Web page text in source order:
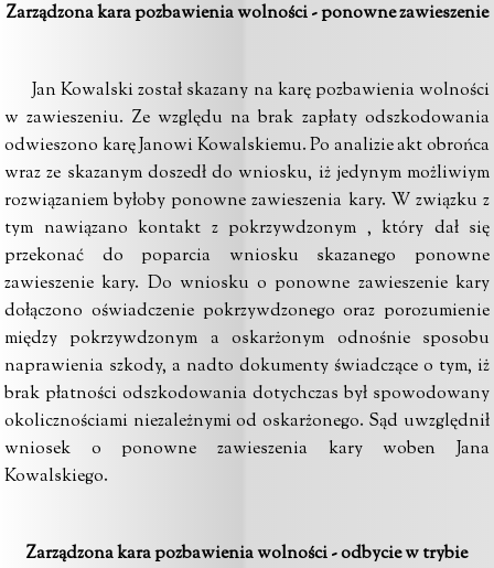
Zarządzona kara pozbawienia wolności - ponowne zawieszenie
Jan Kowalski został skazany na karę pozbawienia wolności
w zawieszeniu. Ze względu na brak zapłaty odszkodowania
odwieszono karę Janowi Kowalskiemu. Po analizie akt obrońca
wraz ze skazanym doszedł do wniosku, iż jedynym możliwiym
rozwiązaniem byłoby ponowne zawieszenia kary. W związku z
tym nawiązano kontakt z pokrzywdzonym , który dał się
przekonać do poparcia wniosku skazanego ponowne
zawieszenie kary. Do wniosku o ponowne zawieszenie kary
dołączono oświadczenie pokrzywdzonego oraz porozumienie
między pokrzywdzonym a oskarżonym odnośnie sposobu
naprawienia szkody, a nadto dokumenty świadczące o tym, iż
brak płatności odszkodowania dotychczas był spowodowany
okolicznościami niezależnymi od oskarżonego. Sąd uwzględnił
wniosek o ponowne zawieszenia kary woben Jana
Kowalskiego.
Zarządzona kara pozbawienia wolności - odbycie w trybie